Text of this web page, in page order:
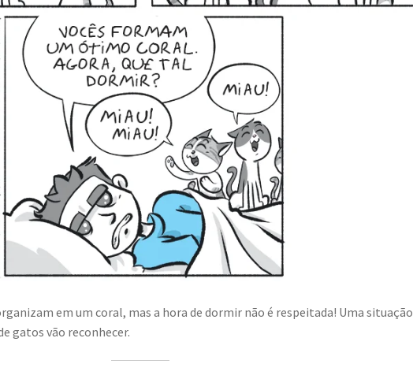
em um coral, mas a hora de dormir não é respeitada! Uma situação
gatos vão reconhecer.